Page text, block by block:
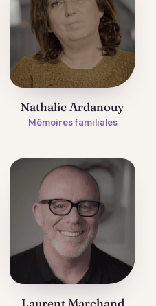
Nathalie Ardanouy
Mémoires familiales
Laurent Marchand